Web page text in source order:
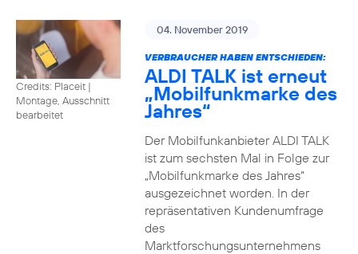
Credits: Placeit |
Montage, Ausschnitt
bearbeitet
04. November 2019
VERBRAUCHER HABEN ENTSCHIEDEN:
ALDI TALK ist erneut
„Mobilfunkmarke des
Jahres“
Der Mobilfunkanbieter ALDI TALK
ist zum sechsten Mal in Folge zur
„Mobilfunkmarke des Jahres“
ausgezeichnet worden. In der
repräsentativen Kundenumfrage
des
Marktforschungsunternehmens